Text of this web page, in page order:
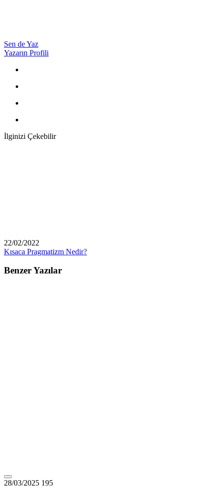
Sen de Yaz
Yazarın Profili
İlginizi Çekebilir
22/02/2022
Kısaca Pragmatizm Nedir?
Benzer Yazılar
28/03/2025 195